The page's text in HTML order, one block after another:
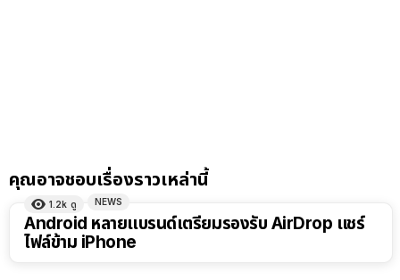
คุณอาจชอบเรื่องราวเหล่านี้
1.2k ดู NEWS
Android หลายแบรนด์เตรียมรองรับ AirDrop แชร์
ไฟล์ข้าม iPhone